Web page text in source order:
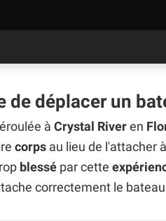
de déplacer un
à Crystal River en
corps au lieu de l'attacher
blessé par cette
correctement le